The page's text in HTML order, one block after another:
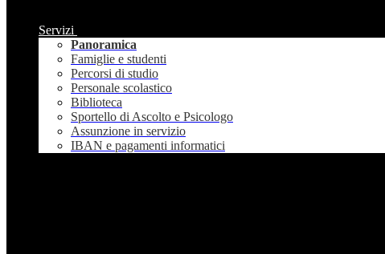
Servizi
Panoramica
Famiglie e studenti
Percorsi di studio
Personale scolastico
Biblioteca
Sportello di Ascolto e Psicologo
Assunzione in servizio
IBAN e pagamenti informatici